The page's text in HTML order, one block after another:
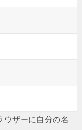
ウザーに自分の名